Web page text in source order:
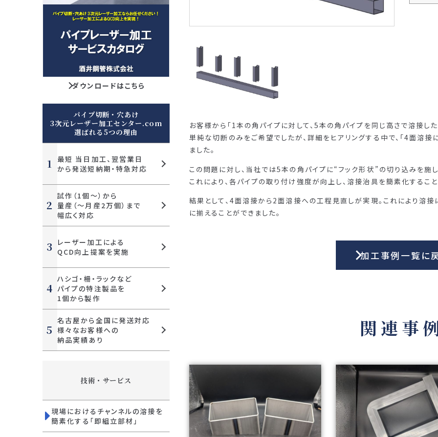
お客様から「1本の角パイプに対して、5本の角パイプを同じ高さで溶接し
単純な切断のみをご希望でしたが、詳細をヒアリングする中で、「4面溶
ました。
この問題に対し、当社では5本の角パイプに“フック形状”の切り込みを施
これにより、各パイプの取り付け強度が向上し、溶接治具を簡素化するこ
結果として、4面溶接から2面溶接への工程見直しが実現。これにより溶
に揃えることができました。
加工事例一覧に
関連事
ダウンロードはこちら
パイプ切断・穴あけ
3次元レーザー加工センター.com
選ばれる5つの理由
最短 当日加工、 翌営業日
から発送短納期・特急対応
試作（1個～）から
量産（～月産2万個）まで
幅広く対応
レーザー加工による
QCD向上提案を実施
ハシゴ・柵・ラックなど
パイプの特注製品を
1個から製作
名古屋から全国に発送対応
様々なお客様への
納品実績あり
技術・サービス
現場におけるチャンネルの溶接を
簡素化する「即組立部材」